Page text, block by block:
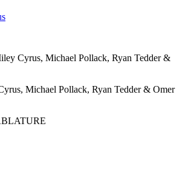
Cyrus, Michael Pollack, Ryan Tedder &
Michael Pollack, Ryan Tedder & Omer